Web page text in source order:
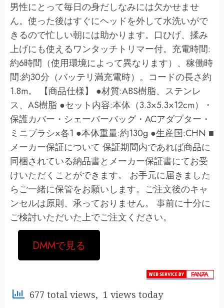
男性にとって毎日の身だしなみには欠かせませ
ん。使った後はすぐにヘッドを外して水洗いがで
きるので忙しい朝には助かります。口ひげ、揉み
上げにも使えるワンタッチトリマー付。充電時間:
約6時間（使用環境によって異なります）、稼働時
間:約30分（バッテリ満充電時）。コードの長さ約
1.8m。 【商品仕様】 ●材質:ABS樹脂、ステンレ
ス、AS樹脂 ●セット内容:本体（3.3×5.3×12cm）・
保護カバー・シェーバーバッグ・ACアダプター・
ミニブラシ×各1 ●本体重量:約130g ●生産国:CHN ■
メーカー保証について 保証期間内であれば商品に
同梱されている納品書とメーカー保証書にてお受
けいただくことができます。 お手元に届きました
らご一緒に保管をお願いします。ご注文後のキャ
ンセルは原則、承っておりません。 事前に十分に
ご検討いただいた上でご注文ください。
DMMで見る
677 total views, 1 views today